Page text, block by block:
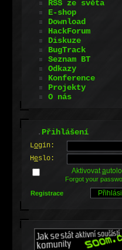
RSS ze světa
E-shop
Download
HackForum
Diskuze
BugTrack
Seznam BT
Odkazy
Konference
Projekty
O nás
.Přihlášení
Login:
Heslo:
Aktivovata
Forgot your
Registrace